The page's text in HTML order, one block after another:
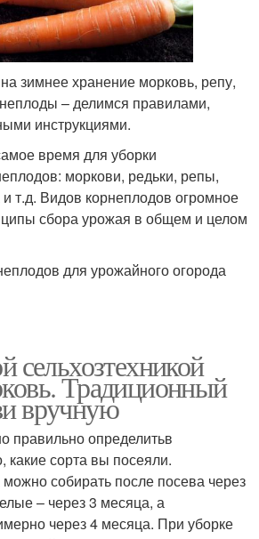
на зимнее хранение морковь, репу,
– делимся правилами,
инструкциями.
время для уборки
моркови, редьки, репы,
т.д. Видов корнеплодов огромное
сбора урожая в общем и целом
для урожайного огорода
сельхозтехникой
Традиционный
вручную
правильно определитьв
какие сорта вы посеяли.
собирать после посева через
– через 3 месяца, а
через 4 месяца. При уборке